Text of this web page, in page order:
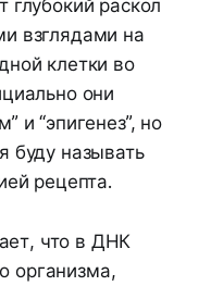
глубокий раскол
взглядами на
клетки во
они
и “эпигенез”, но
буду называть
рецепта.
что в ДНК
организма,